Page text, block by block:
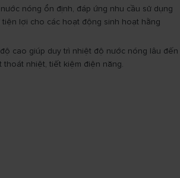
nóng ổn định, đáp ứng nhu cầu sử dụng
tiện lợi cho các hoạt động sinh hoạt hằng
cao giúp duy trì nhiệt độ nước nóng lâu đến
thoát nhiệt, tiết kiệm điện năng.